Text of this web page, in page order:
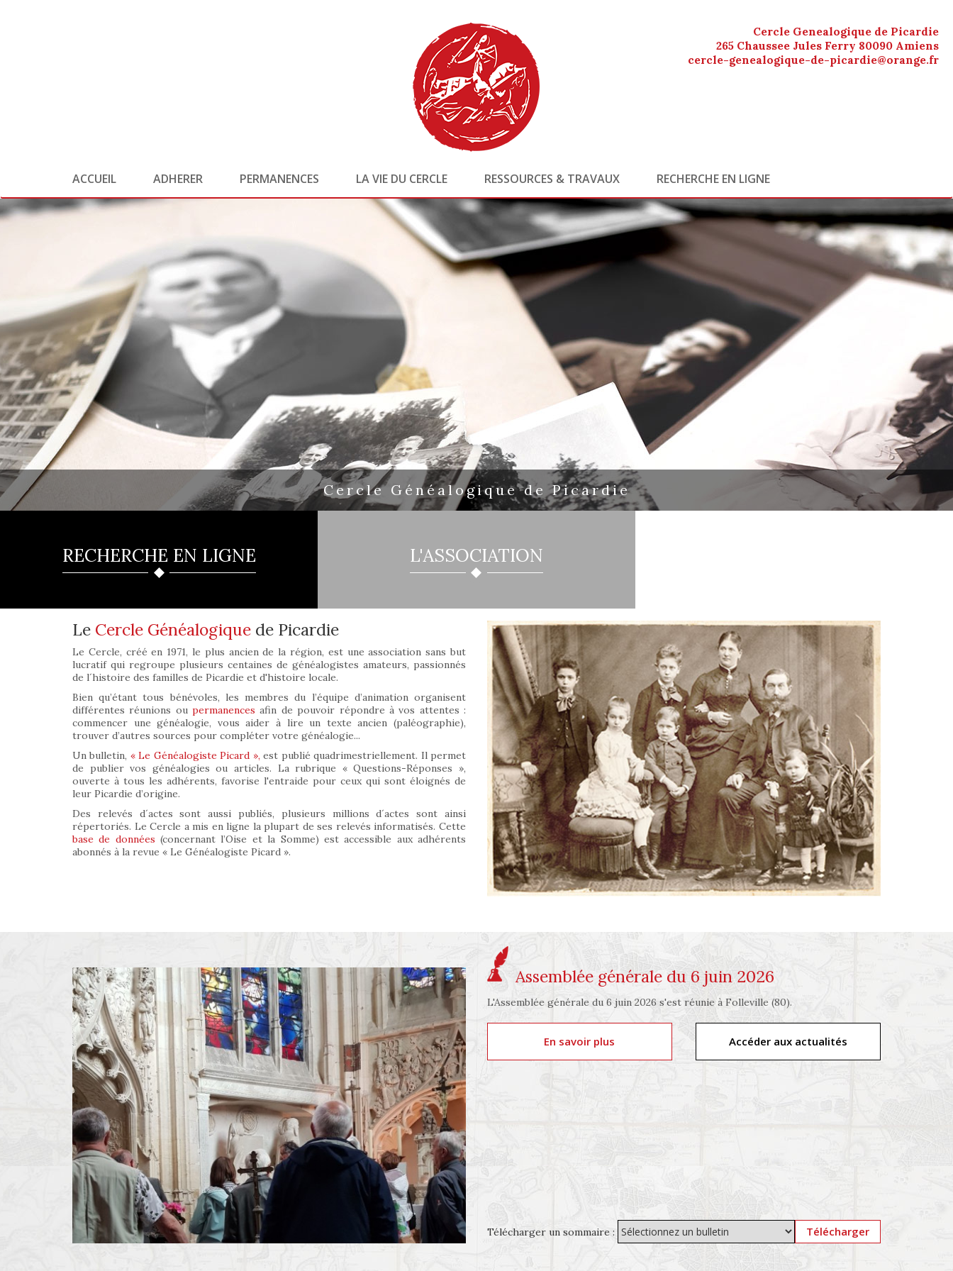
Cercle Genealogique de Picardie
265 Chaussee Jules Ferry 80090 Amiens
cercle-genealogique-de-picardie@orange.fr
ACCUEIL ADHERER PERMANENCES LA VIE DU CERCLE RESSOURCES & TRAVAUX RECHERCHE EN LIGNE
Cercle Généalogique de Picardie
RECHERCHE EN LIGNE L'ASSOCIATION
Le Cercle Généalogique de Picardie
Le Cercle, créé en 1971, le plus ancien de la région, est une association sans but
lucratif qui regroupe plusieurs centaines de généalogistes amateurs, passionnés
de l´histoire des familles de Picardie et d'histoire locale.
Bien qu’étant tous bénévoles, les membres du l’équipe d’animation organisent
différentes réunions oupermanences afin de pouvoir répondre à vos attentes :
commencer une généalogie, vous aider à lire un texte ancien (paléographie),
trouver d’autres sources pour compléter votre généalogie...
Un bulletin, « Le Généalogiste Picard », est publié quadrimestriellement. Il permet
de publier vos généalogies ou articles. La rubrique « Questions-Réponses »,
ouverte à tous les adhérents, favorise l'entraide pour ceux qui sont éloignés de
leur Picardie d’origine.
Des relevés d´actes sont aussi publiés, plusieurs millions d´actes sont ainsi
répertoriés. Le Cercle a mis en ligne la plupart de ses relevés informatisés. Cette
base de données (concernant l’Oise et la Somme) est accessible aux adhérents
abonnés à la revue « Le Généalogiste Picard ».
Assemblée générale du 6 juin 2026
L'Assemblée générale du 6 juin 2026 s'est réunie à Folleville (80).
En savoir plus Accéder aux actualités
Télécharger un sommaire : Télécharger